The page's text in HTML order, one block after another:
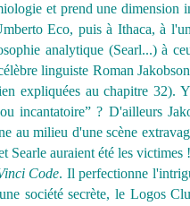
et prend une dimension
Eco, puis à Ithaca, à
analytique (Searl...) à
linguiste Roman
expliquées au chapitre 32).
incantatoire” ? D'ailleurs
au milieu d'une scène
Searle auraient été les victimes !
Code. Il perfectionne
société secrète, le Logos